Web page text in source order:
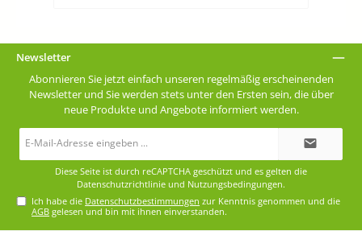
Newsletter
Abonnieren Sie jetzt einfach unseren regelmäßig erscheinenden
Newsletter und Sie werden stets unter den Ersten sein, die über
neue Produkte und Angebote informiert werden.
Diese Seite ist durch reCAPTCHA geschützt und es gelten die
Datenschutzrichtlinie und Nutzungsbedingungen.
Ich habe die Datenschutzbestimmungen zur Kenntnis genommen und die
AGB gelesen und bin mit ihnen einverstanden.